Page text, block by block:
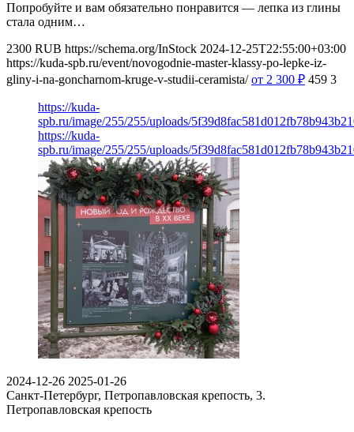
Попробуйте и вам обязательно понравится — лепка из глины
стала одним…
2300 RUB https://schema.org/InStock 2024-12-25T22:55:00+03:00
https://kuda-spb.ru/event/novogodnie-master-klassy-po-lepke-iz-
gliny-i-na-goncharnom-kruge-v-studii-ceramista/ от 2 300 ₽ 459 3
https://kuda-
spb.ru/image/255/255/uploads/
https://kuda-
spb.ru/image/255/255/uploads/
2024-12-26 2025-01-26
Санкт-Петербург, Петропавловская крепость, 3.
Петропавловская крепость